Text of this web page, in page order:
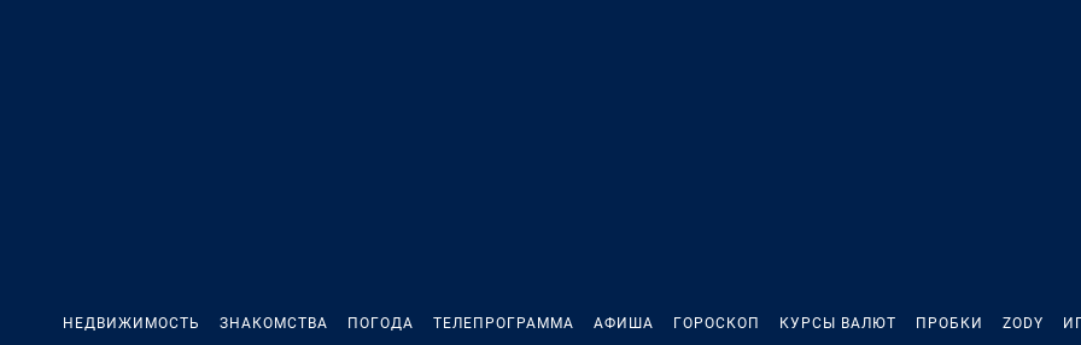
НЕДВИЖИМОСТЬ ЗНАКОМСТВА ПОГОДА ТЕЛЕПРОГРАММА АФИША ГОРОСКОП КУРСЫ ВАЛЮТ ПРОБКИ ZODY